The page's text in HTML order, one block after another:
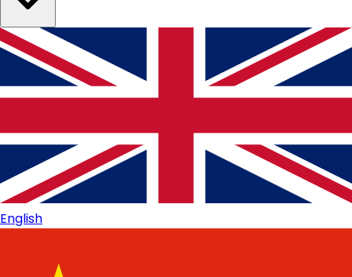
English